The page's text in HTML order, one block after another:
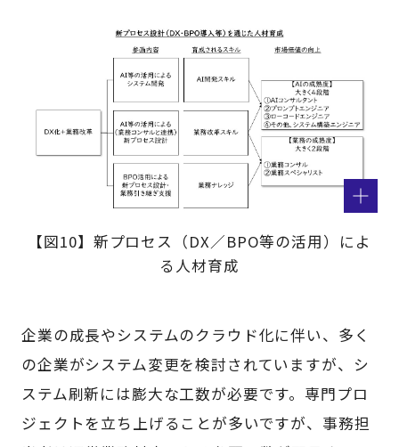
【図10】新プロセス（DX／BPO等の活用）によ
る人材育成
企業の成長やシステムのクラウド化に伴い、多く
の企業がシステム変更を検討されていますが、シ
ステム刷新には膨大な工数が必要です。専門プロ
ジェクトを立ち上げることが多いですが、事務担